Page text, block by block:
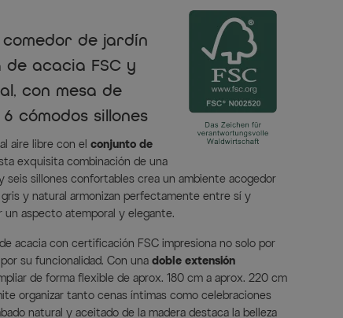
de jardín
de acacia FSC y
con mesa de
cómodos sillones
aire libre con el conjunto de
exquisita combinación de una
seis sillones confortables crea un ambiente acogedor
y natural armonizan perfectamente entre sí y
aspecto atemporal y elegante.
acacia con certificación FSC impresiona no solo por
su funcionalidad. Con una doble extensión
de forma flexible de aprox. 180 cm a aprox. 220 cm
organizar tanto cenas íntimas como celebraciones
natural y aceitado de la madera destaca la belleza